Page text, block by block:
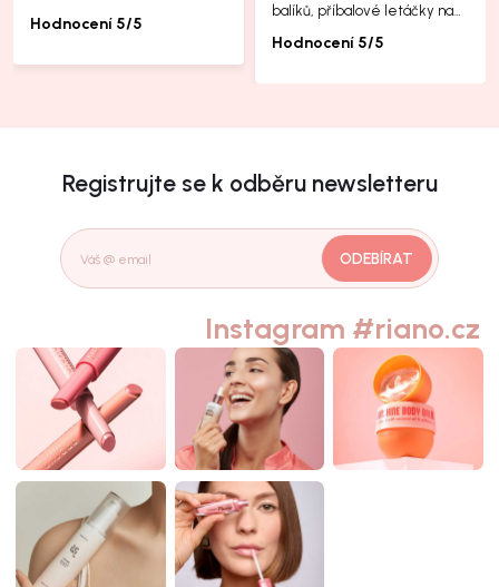
Hodnocení 5/5
balíků, příbalové letáčky na
Hodnocení 5/5
Registrujte se k odběru newsletteru
ODEBÍRAT
Instagram #riano.cz